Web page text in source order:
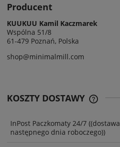
Producent
KUUKUU Kamil Kaczmarek
Wspólna 51/8
61-479 Poznań, Polska
shop@minimalmill.com
KOSZTY DOSTAWY
InPost Paczkomaty 24/7 ((dostawa
następnego dnia roboczego))